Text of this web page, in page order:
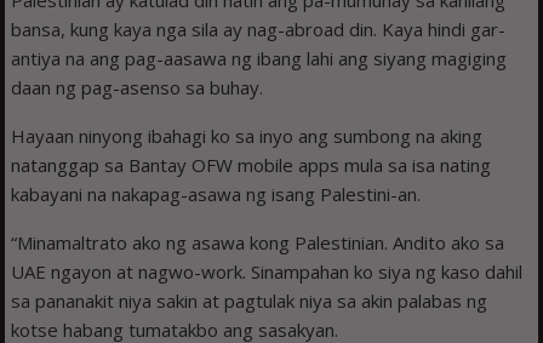
bansa, kung kaya nga sila ay nag-abroad din. Kaya hindi gar-
antiya na ang pag-aasawa ng ibang lahi ang siyang magiging
daan ng pag-asenso sa buhay.
Hayaan ninyong ibahagi ko sa inyo ang sumbong na aking
natanggap sa Bantay OFW mobile apps mula sa isa nating
kabayani na nakapag-asawa ng isang Palestini-an.
“Minamaltrato ako ng asawa kong Palestinian. Andito ako sa
UAE ngayon at nagwo-work. Sinampahan ko siya ng kaso dahil
sa pananakit niya sakin at pagtulak niya sa akin palabas ng
kotse habang tumatakbo ang sasakyan.